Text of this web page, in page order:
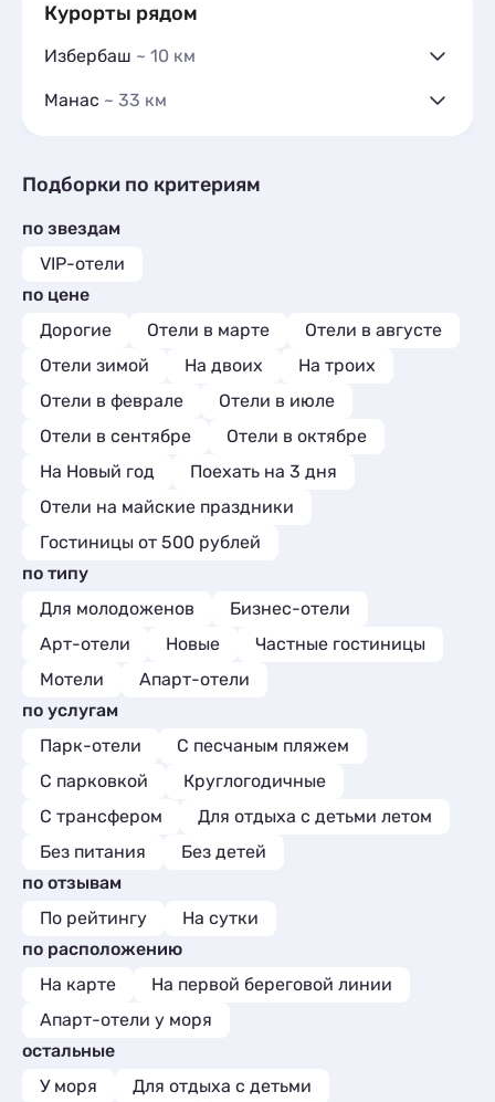
Курорты рядом
Избербаш ~ 10 км
Гостиницы и отели
Базы отдыха 2
Апартаменты
Мини-отели
Манас ~ 33 км
Гостиницы и отели 3
Базы отдыха
Апартаменты
Мини-отели
Подборки по критериям
по звездам
VIP-отели
по цене
Дорогие
Отели в марте
Отели в августе
Отели зимой
На двоих
На троих
Отели в феврале
Отели в июле
Отели в сентябре
Отели в октябре
На Новый год
Поехать на 3 дня
Отели на майские праздники
Гостиницы от 500 рублей
по типу
Для молодоженов
Бизнес-отели
Арт-отели
Новые
Частные гостиницы
Мотели
Апарт-отели
по услугам
Парк-отели
С песчаным пляжем
С парковкой
Круглогодичные
С трансфером
Для отдыха с детьми летом
Без питания
Без детей
по отзывам
По рейтингу
На сутки
по расположению
На карте
На первой береговой линии
Апарт-отели у моря
остальные
У моря
Для отдыха с детьми